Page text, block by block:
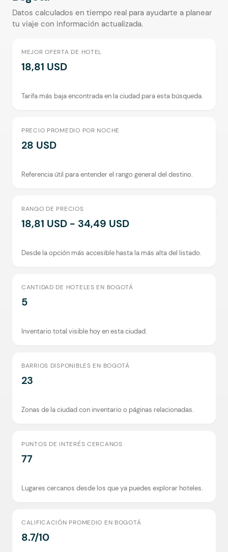
Datos calculados en tiempo real para ayudarte a planear
tu viaje con información actualizada.
MEJOR OFERTA DE HOTEL
18,81 USD
Tarifa más baja encontrada en la ciudad para esta búsqueda.
PRECIO PROMEDIO POR NOCHE
28 USD
Referencia útil para entender el rango general del destino.
RANGO DE PRECIOS
18,81 USD - 34,49 USD
Desde la opción más accesible hasta la más alta del listado.
CANTIDAD DE HOTELES EN BOGOTÁ
5
Inventario total visible hoy en esta ciudad.
BARRIOS DISPONIBLES EN BOGOTÁ
23
Zonas de la ciudad con inventario o páginas relacionadas.
PUNTOS DE INTERÉS CERCANOS
77
Lugares cercanos desde los que ya puedes explorar hoteles.
CALIFICACIÓN PROMEDIO EN BOGOTÁ
8.7/10